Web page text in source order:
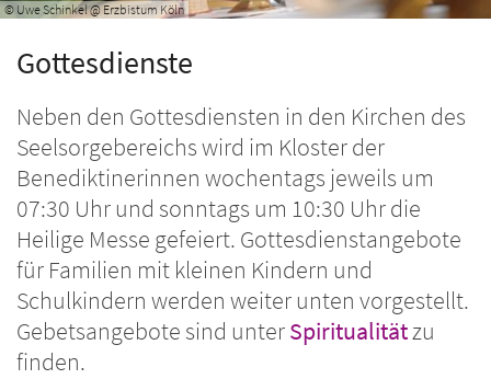
© Uwe Schinkel @ Erzbistum Köln
Gottesdienste
Neben den Gottesdiensten in den Kirchen des
Seelsorgebereichs wird im Kloster der
Benediktinerinnen wochentags jeweils um
07:30 Uhr und sonntags um 10:30 Uhr die
Heilige Messe gefeiert. Gottesdienstangebote
für Familien mit kleinen Kindern und
Schulkindern werden weiter unten vorgestellt.
Gebetsangebote sind unterSpiritualitätzu
finden.